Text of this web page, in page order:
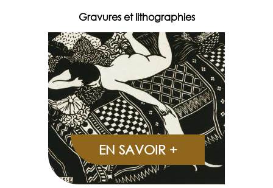
Gravures et lithographies
EN SAVOIR +